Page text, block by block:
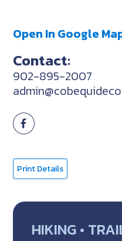
Open In Google
Contact:
902-895-2007
Print Details
HIKING •